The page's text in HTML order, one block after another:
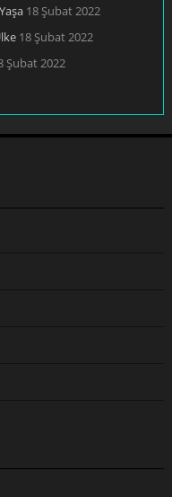
18 Şubat 2022
18 Şubat 2022
Şubat 2022